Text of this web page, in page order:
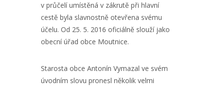
v průčelí umístěná v zákrutě při hlavní
cestě byla slavnostně otevřena svému
účelu. Od 25. 5. 2016 oficiálně slouží jako
obecní úřad obce Moutnice.
Starosta obce Antonín Vymazal ve svém
úvodním slovu pronesl několik velmi